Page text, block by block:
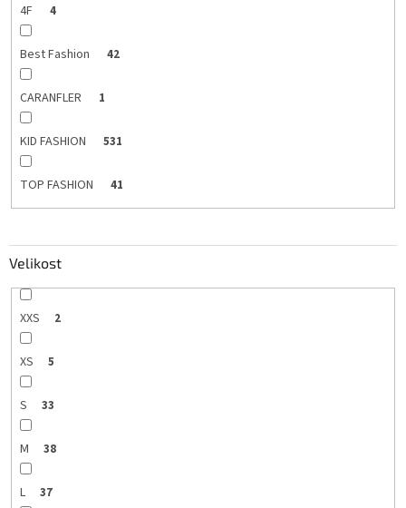
4F 4
Best Fashion 42
CARANFLER 1
KID FASHION 531
TOP FASHION 41
Velikost
XXS 2
XS 5
S 33
M 38
L 37